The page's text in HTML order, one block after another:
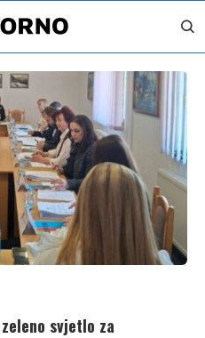
svjetlo za